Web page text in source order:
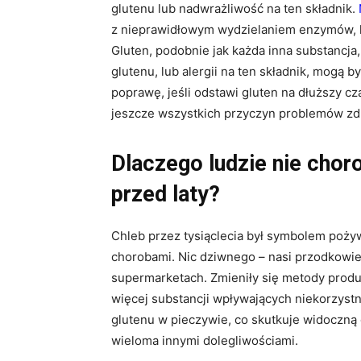
glutenu lub nadwrażliwość na ten składnik.
z nieprawidłowym wydzielaniem
Gluten, podobnie jak każda inna
glutenu, lub alergii na ten składnik, mogą
poprawę, jeśli odstawi gluten na dłuższy
jeszcze wszystkich przyczyn problemów
Dlaczego ludzie nie
przed laty?
Chleb przez tysiąclecia był symbolem
chorobami. Nic dziwnego – nasi
supermarketach. Zmieniły się metody
więcej substancji wpływających
glutenu w pieczywie, co skutkuje
wieloma innymi dolegliwościami.